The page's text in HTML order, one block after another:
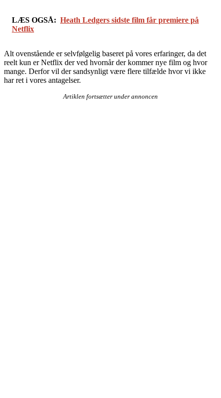
LÆS OGSÅ: Heath Ledgers sidste film får premiere på
Netflix
Alt ovenstående er selvfølgelig baseret på vores erfaringer, da det
reelt kun er Netflix der ved hvornår der kommer nye film og hvor
mange. Derfor vil der sandsynligt være flere tilfælde hvor vi ikke
har ret i vores antagelser.
Artiklen fortsætter under annoncen